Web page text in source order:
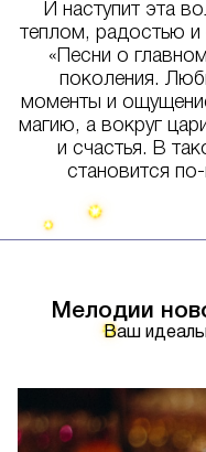
И наступит эта
теплом, радостью
«Песни о
поколения.
моменты и
магию, а вокруг
и счастья. В
становится
Мелодии
Ваш